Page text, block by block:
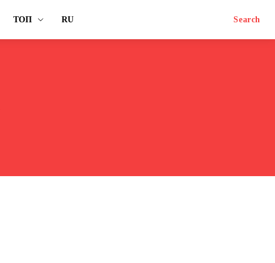
ТОП RU Search